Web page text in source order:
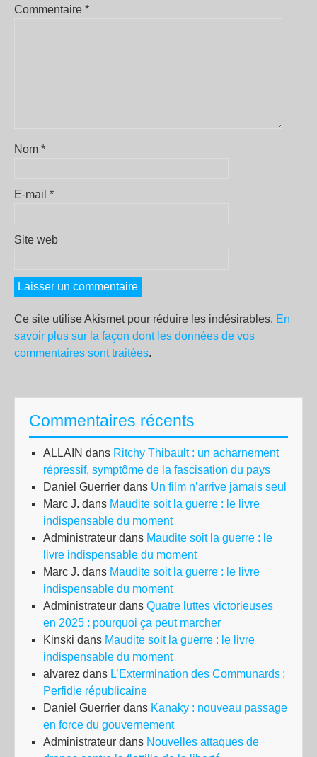
Commentaire *
Nom *
E-mail *
Site web
Ce site utilise Akismet pour réduire les indésirables. En
savoir plus sur la façon dont les données de vos
commentaires sont traitées.
Commentaires récents
ALLAIN dans Ritchy Thibault : un acharnement
répressif, symptôme de la fascisation du pays
Daniel Guerrier dans Un film n’arrive jamais seul
Marc J. dans Maudite soit la guerre : le livre
indispensable du moment
Administrateur dans Maudite soit la guerre : le
livre indispensable du moment
Marc J. dans Maudite soit la guerre : le livre
indispensable du moment
Administrateur dans Quatre luttes victorieuses
en 2025 : pourquoi ça peut marcher
Kinski dans Maudite soit la guerre : le livre
indispensable du moment
alvarez dans L’Extermination des Communards :
Perfidie républicaine
Daniel Guerrier dans Kanaky : nouveau passage
en force du gouvernement
Administrateur dans Nouvelles attaques de